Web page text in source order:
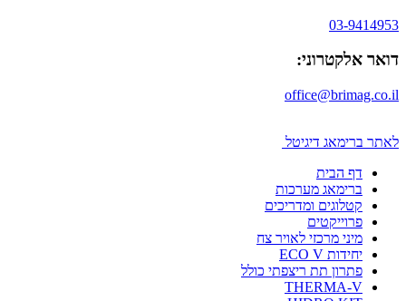
03-9414953
דואר אלקטרוני:
office@brimag.co.il
לאתר ברימאג דיגיטל
דף הבית
ברימאג מערכות
קטלוגים ומדריכים
פרוייקטים
מיני מרכזי לאויר צח
יחידות ECO V
פתרון תת ריצפתי כולל
THERMA-V